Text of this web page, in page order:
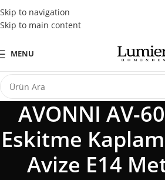
Skip to navigation
Skip to main content
Tüm Kredi Kartlarına Peşin
MENU
AVONNI AV-
Eskitme
Avize E14